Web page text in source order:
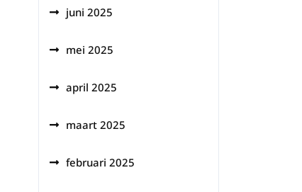
juni 2025
mei 2025
april 2025
maart 2025
februari 2025